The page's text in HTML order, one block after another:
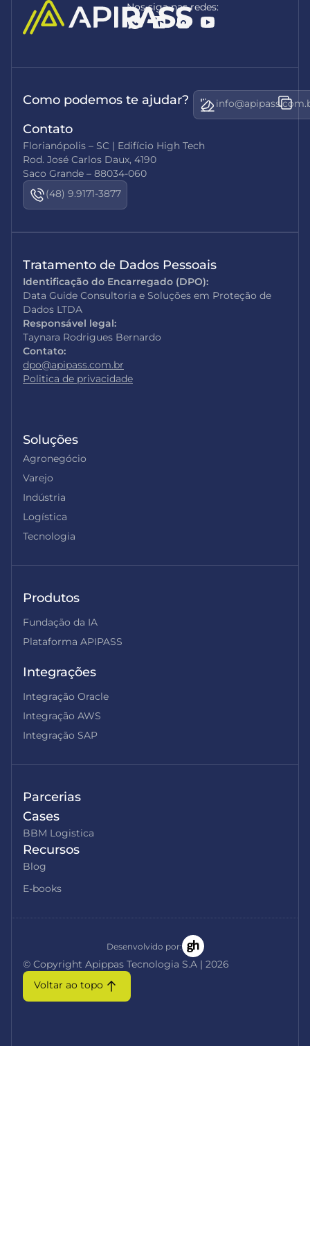
Nos siga nas redes:
Como podemos te ajudar?
Contato
Florianópolis – SC | Edifício High Tech
Rod. José Carlos Daux, 4190
Saco Grande – 88034-060
(48) 9.9171-3877
Soluções
Agronegócio
Varejo
Indústria
Logística
Tecnologia
Produtos
Fundação da IA
Plataforma APIPASS
Integrações
Integração Oracle
Integração AWS
Integração SAP
Parcerias
Cases
BBM Logistica
Recursos
Blog
E-books
Tratamento de Dados Pessoais
Identificação do Encarregado (DPO):
Data Guide Consultoria e Soluções em Proteção de
Dados LTDA
Responsável legal:
Taynara Rodrigues Bernardo
Contato:
dpo@apipass.com.br
Politica de privacidade
Desenvolvido por:
© Copyright Apippas Tecnologia S.A | 2026
Voltar ao topo